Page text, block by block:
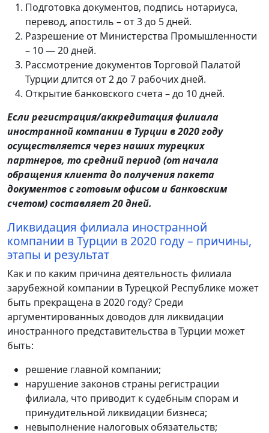
Подготовка документов, подпись нотариуса,
перевод, апостиль – от 3 до 5 дней.
Разрешение от Министерства Промышленности
– 10 — 20 дней.
Рассмотрение документов Торговой Палатой
Турции длится от 2 до 7 рабочих дней.
Открытие банковского счета – до 10 дней.
Если регистрация/аккредитация филиала
иностранной компании в Турции в 2020 году
осуществляется через наших турецких
партнеров, то средний период (от начала
обращения клиента до получения пакета
документов с готовым офисом и банковским
счетом) составляет 20 дней.
Ликвидация филиала иностранной
компании в Турции в 2020 году – причины,
этапы и результат
Как и по каким причина деятельность филиала
зарубежной компании в Турецкой Республике может
быть прекращена в 2020 году? Среди
аргументированных доводов для ликвидации
иностранного представительства в Турции может
быть:
решение главной компании;
нарушение законов страны регистрации
филиала, что приводит к судебным спорам и
принудительной ликвидации бизнеса;
невыполнение налоговых обязательств;